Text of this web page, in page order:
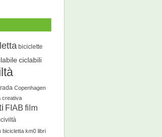
biciclette
ciclabili
Copenhagen
creativa
FIAB film
bicicletta km0 libri